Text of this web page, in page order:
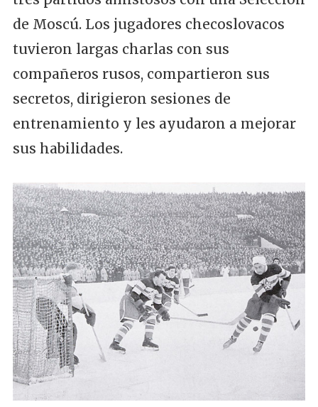
de Moscú. Los jugadores checoslovacos
tuvieron largas charlas con sus
compañeros rusos, compartieron sus
secretos, dirigieron sesiones de
entrenamiento y les ayudaron a mejorar
sus habilidades.